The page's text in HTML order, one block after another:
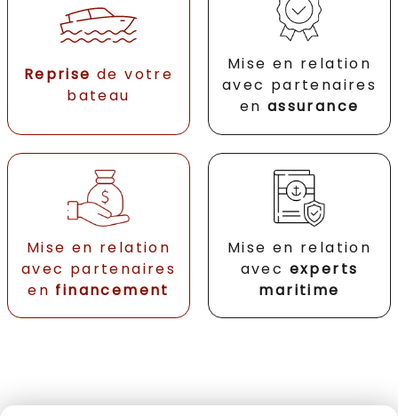
Reprise de votre
bateau
Mise en relation
avec partenaires
en assurance
Mise en relation
avec partenaires
en financement
Mise en relation
avec experts
maritime